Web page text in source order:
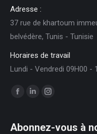
Adresse :
37 rue de khartoum
belvédère, Tunis - Tunisie
Horaires de travail
Lundi - Vendredi 09H00 -
Trouvez nous sur :
Facebook
opens
LinkedIn
opens
Instagram
opens
Abonnez-vous à